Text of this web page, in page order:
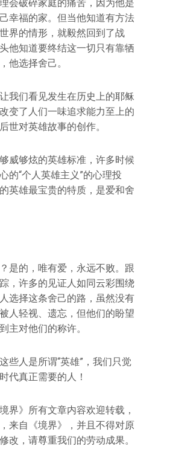
会破碎家庭的痛苦，因为他是
幸福的家。但当他知道有方法
界的情形，就毅然回到了战
他知道要终结这一切只有靠牺
他选择舍己。
我们看见发生在历史上的耶稣
变了人们一味追求能力至上的
世对英雄故事的创作。
威够炫的英雄标准，许多时候
的“个人英雄主义”的心理投
英雄最宝贵的特质，是爱和舍
是的，唯有爱，永远不败。跟
，许多的见证人如同云彩围绕
选择这条舍己的路，虽然没有
人轻视、遗忘，但他们的盼望
主对他们的称许。
些人是所谓“英雄”，我们只觉
代真正需要的人！
境界》所有文章内容欢迎转载，
来自《境界》，并且不得对原
改，请尊重我们的劳动成果。